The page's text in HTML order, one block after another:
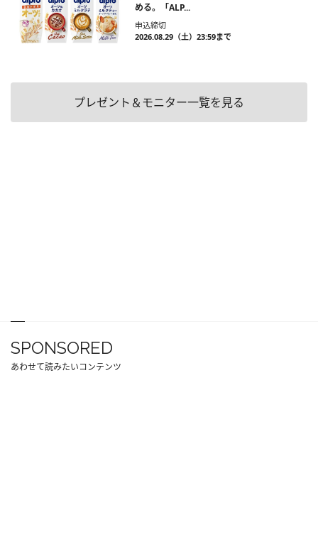
める。「ALP...
申込締切
2026.08.29（土）23:59まで
プレゼント＆モニター一覧を見る
SPONSORED
あわせて読みたいコンテンツ